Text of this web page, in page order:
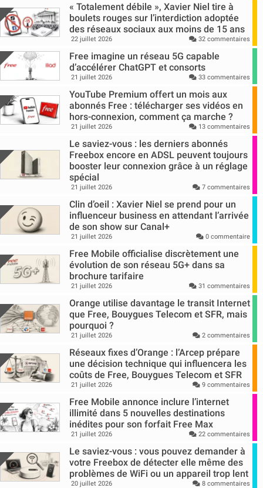
« Totalement débile », Xavier Niel tire à
boulets rouges sur l’interdiction adoptée
des réseaux sociaux aux moins de 15 ans
22 juillet 2026 32 commentaires
Free imagine un réseau 5G capable
d’accélérer ChatGPT et consorts
21 juillet 2026 33 commentaires
YouTube Premium offert un mois aux
abonnés Free : télécharger ses vidéos en
hors-connexion, comment ça marche ?
21 juillet 2026 13 commentaires
Le saviez-vous : les derniers abonnés
Freebox encore en ADSL peuvent toujours
booster leur connexion grâce à un réglage
spécial
21 juillet 2026 7 commentaires
Clin d’oeil : Xavier Niel se prend pour un
influenceur business en attendant l’arrivée
de son show sur Canal+
21 juillet 2026 0 commentaire
Free Mobile officialise discrètement une
évolution de son réseau 5G+ dans sa
brochure tarifaire
21 juillet 2026 31 commentaires
Orange utilise davantage le transit Internet
que Free, Bouygues Telecom et SFR, mais
pourquoi ?
21 juillet 2026 2 commentaires
Réseaux fixes d’Orange : l’Arcep prépare
une décision technique qui influencera les
coûts de Free, Bouygues Telecom et SFR
21 juillet 2026 9 commentaires
Free Mobile annonce inclure l’internet
illimité dans 5 nouvelles destinations
inédites pour son forfait Free Max
21 juillet 2026 22 commentaires
Le saviez-vous : vous pouvez demander à
votre Freebox de détecter elle même des
problèmes de WiFi ou un appareil trop lent
20 juillet 2026 8 commentaires